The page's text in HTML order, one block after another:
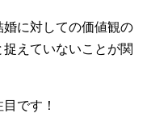
に対しての価値観の
えていないことが関
です！